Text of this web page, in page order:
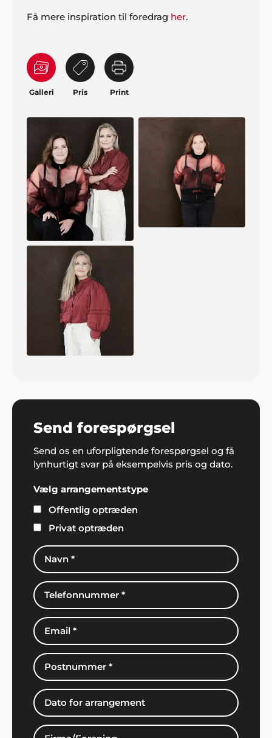
Få mere inspiration til foredrag her.
Galleri Pris Print
Send forespørgsel
Send os en uforpligtende forespørgsel og få
lynhurtigt svar på eksempelvis pris og dato.
Vælg arrangementstype
Offentlig optræden
Privat optræden
Preben, Varde
"Vi gjorde det igen! Overraskede familien med fest
og underholdning fra Showbizz Danmark. Det
virker hver gang".